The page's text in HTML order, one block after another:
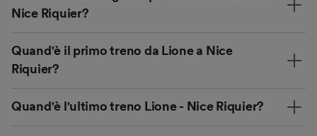
Nice Riquier?
Quand'è il primo treno da Lione a Nice
Riquier?
Quand'è l'ultimo treno Lione - Nice Riquier?